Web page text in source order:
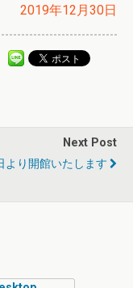
2019年12月30日
Next Post
より開館いたします